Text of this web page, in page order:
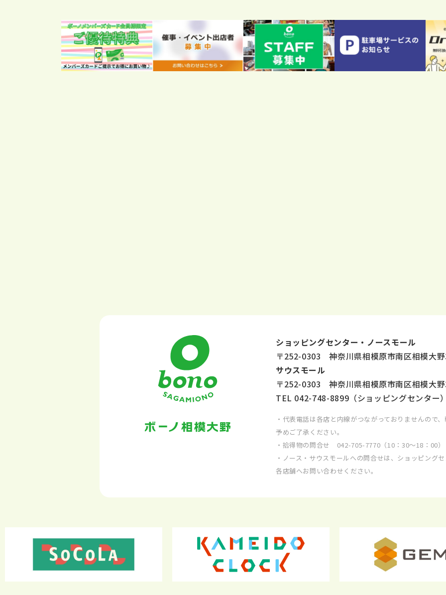
ショッピングセンター・ノースモール
〒252-0303 神奈川県相模原市南区相模大
サウスモール
〒252-0303 神奈川県相模原市南区相模大
TEL 042-748-8899 （ショッピングセンター）
・代表電話は各店と内線がつながっておりませんので
予めご了承ください。
・拾得物の問合せ 042-705-7770 （10：30～18：00）
・ノース・サウスモールへの問合せは、ショッピング
各店舗へお問い合わせください。